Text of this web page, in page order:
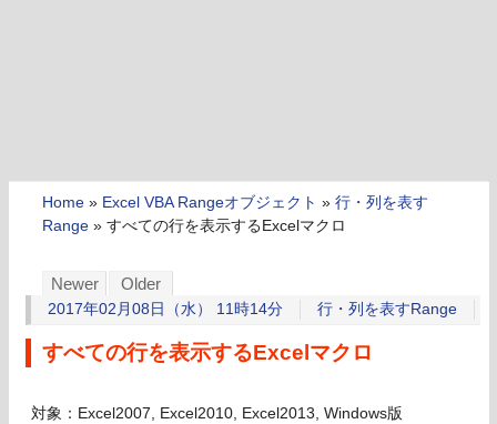
Home » Excel VBA Rangeオブジェクト » 行・列を表す
Range » すべての行を表示するExcelマクロ
Newer Older
2017年02月08日（水） 11時14分 行・列を表すRange
すべての行を表示するExcelマクロ
対象：Excel2007, Excel2010, Excel2013, Windows版